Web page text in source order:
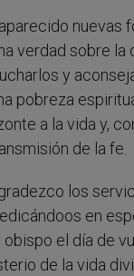
verdad sobre
y
pobreza
a la vida y,
de la fe.
los
en
el día de
de la vida